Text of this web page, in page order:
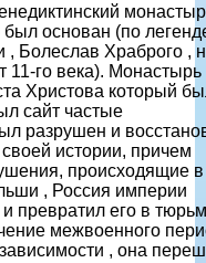
основан (по
, Болеслав Храброго ,
11-го века).
Христова который
сайт частые
разрушен и
истории, причем
происходящие
, Россия империи
превратил его в
межвоенного
, она